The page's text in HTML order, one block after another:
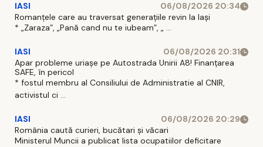
IASI
06/08/2026 20:34
Romanțele care au traversat generațiile revin la Iași
* „Zaraza”, „Pană cand nu te iubeam”, „ ...
IASI
06/08/2026 20:31
Apar probleme uriașe pe Autostrada Unirii A8! Finanțarea
SAFE, în pericol
* fostul membru al Consiliului de Administratie al CNIR,
activistul ci ...
IASI
06/08/2026 20:29
România caută curieri, bucătari și văcari
Ministerul Muncii a publicat lista ocupatiilor deficitare